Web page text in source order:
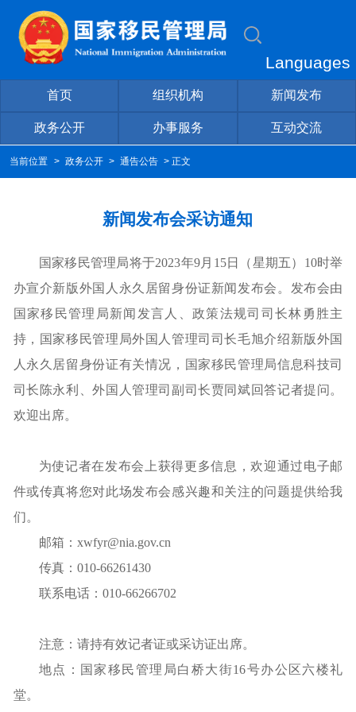
Languages
首页 组织机构 新闻发布
政务公开 办事服务 互动交流
当前位置 > 政务公开 > 通告公告 > 正文
新闻发布会采访通知
国家移民管理局将于2023年9月15日（星期五）10时举
办宣介新版外国人永久居留身份证新闻发布会。发布会由
国家移民管理局新闻发言人、政策法规司司长林勇胜主
持，国家移民管理局外国人管理司司长毛旭介绍新版外国
人永久居留身份证有关情况，国家移民管理局信息科技司
司长陈永利、外国人管理司副司长贾同斌回答记者提问。
欢迎出席。
为使记者在发布会上获得更多信息，欢迎通过电子邮
件或传真将您对此场发布会感兴趣和关注的问题提供给我
们。
邮箱：xwfyr@nia.gov.cn
传真：010-66261430
联系电话：010-66266702
注意：请持有效记者证或采访证出席。
地点：国家移民管理局白桥大街16号办公区六楼礼
堂。